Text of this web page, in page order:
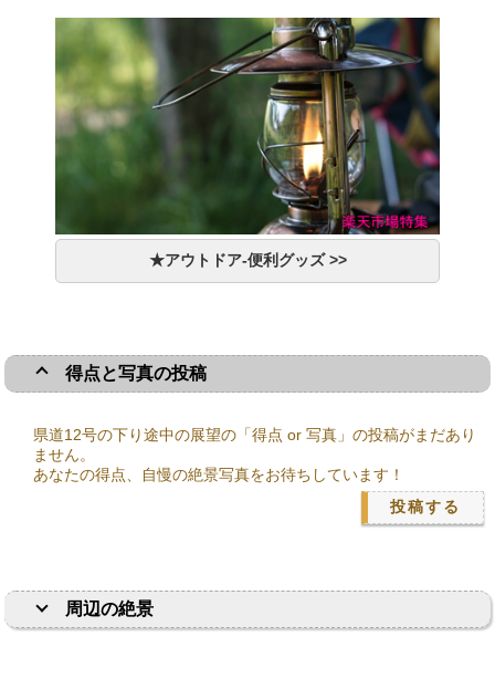
★アウトドア-便利グッズ >>
得点と写真の投稿
県道12号の下り途中の展望の「得点 or 写真」の投稿がまだあり
ません。
あなたの得点、自慢の絶景写真をお待ちしています！
投稿する
周辺の絶景